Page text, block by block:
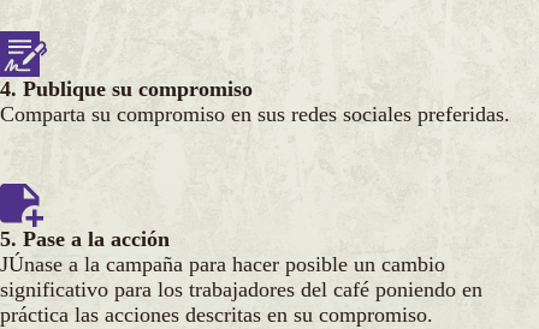
4. Publique su compromiso
Comparta su compromiso en sus redes sociales preferidas.
5. Pase a la acción
JÚnase a la campaña para hacer posible un cambio
significativo para los trabajadores del café poniendo en
práctica las acciones descritas en su compromiso.